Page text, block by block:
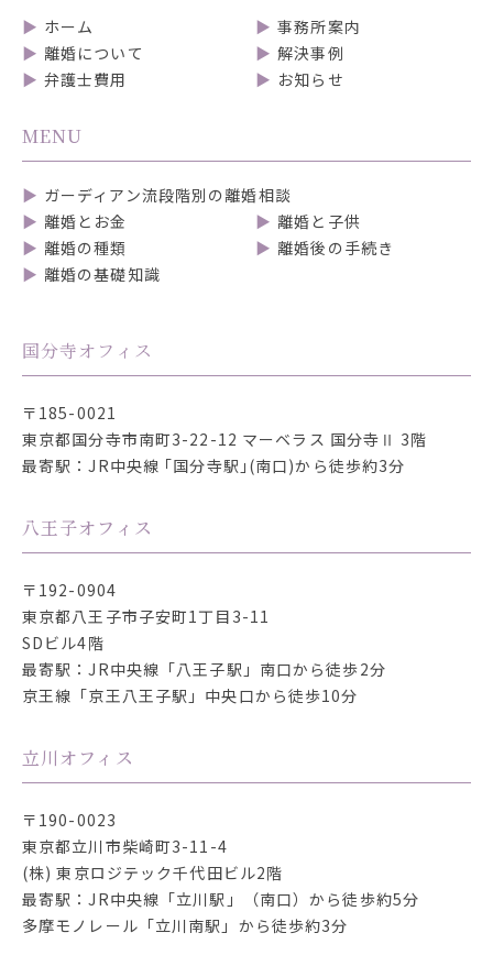
ホーム
事務所案内
離婚について
解決事例
弁護士費用
お知らせ
MENU
ガーディアン流段階別の離婚相談
離婚とお金
離婚と子供
離婚の種類
離婚後の手続き
離婚の基礎知識
国分寺オフィス
〒185-0021
東京都国分寺市南町3-22-12 マーベラス 国分寺Ⅱ 3階
最寄駅：JR中央線 ｢国分寺駅｣(南口)から徒歩約3分
八王子オフィス
〒192-0904
東京都八王子市子安町1丁目3-11
SDビル4階
最寄駅：JR中央線「八王子駅」南口から徒歩2分
京王線「京王八王子駅」中央口から徒歩10分
立川オフィス
〒190-0023
東京都立川市柴崎町3-11-4
(株) 東京ロジテック千代田ビル2階
最寄駅：JR中央線「立川駅」（南口）から徒歩約5分
多摩モノレール「立川南駅」から徒歩約3分